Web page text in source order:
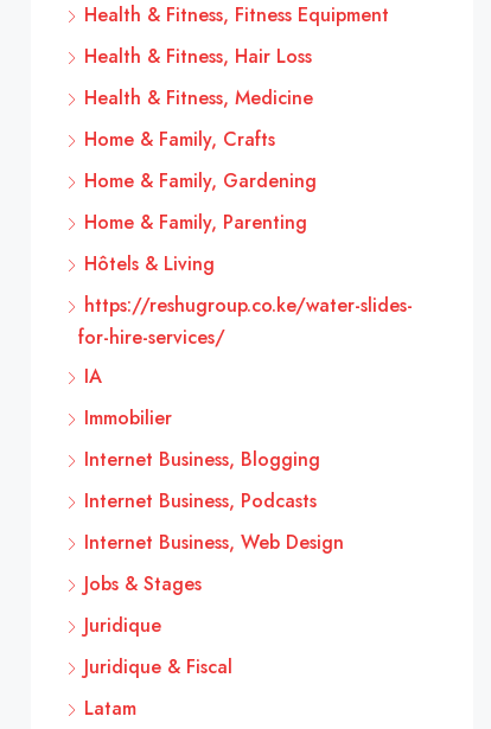
Health & Fitness, Fitness Equipment
Health & Fitness, Hair Loss
Health & Fitness, Medicine
Home & Family, Crafts
Home & Family, Gardening
Home & Family, Parenting
Hôtels & Living
https://reshugroup.co.ke/water-slides-
for-hire-services/
IA
Immobilier
Internet Business, Blogging
Internet Business, Podcasts
Internet Business, Web Design
Jobs & Stages
Juridique
Juridique & Fiscal
Latam